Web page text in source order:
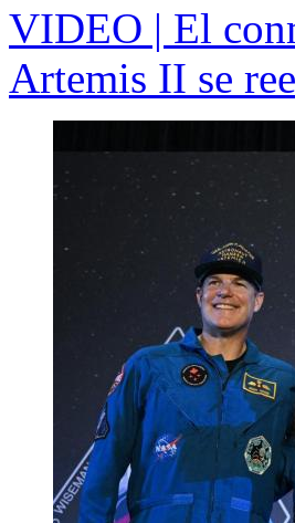
VIDEO | El
Artemis II se